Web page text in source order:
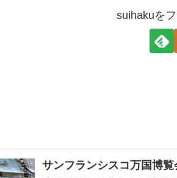
suihakuを
サンフランシスコ万国博覧